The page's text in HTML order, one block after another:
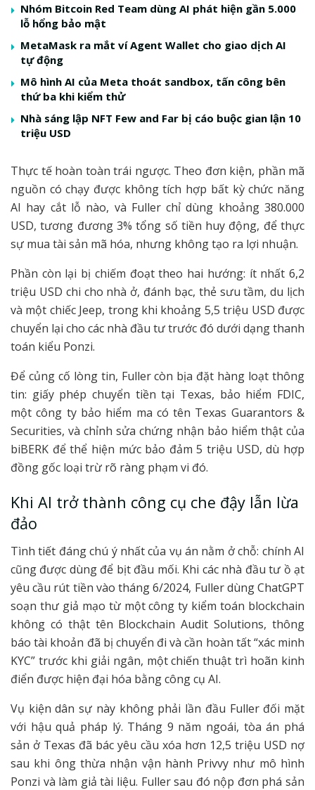
Nhóm Bitcoin Red Team dùng AI phát hiện gần 5.000
lỗ hổng bảo mật
MetaMask ra mắt ví Agent Wallet cho giao dịch AI
tự động
Mô hình AI của Meta thoát sandbox, tấn công bên
thứ ba khi kiểm thử
Nhà sáng lập NFT Few and Far bị cáo buộc gian lận 10
triệu USD
Thực tế hoàn toàn trái ngược. Theo đơn kiện, phần mã
nguồn có chạy được không tích hợp bất kỳ chức năng
AI hay cắt lỗ nào, và Fuller chỉ dùng khoảng 380.000
USD, tương đương 3% tổng số tiền huy động, để thực
sự mua tài sản mã hóa, nhưng không tạo ra lợi nhuận.
Phần còn lại bị chiếm đoạt theo hai hướng: ít nhất 6,2
triệu USD chi cho nhà ở, đánh bạc, thẻ sưu tầm, du lịch
và một chiếc Jeep, trong khi khoảng 5,5 triệu USD được
chuyển lại cho các nhà đầu tư trước đó dưới dạng thanh
toán kiểu Ponzi.
Để củng cố lòng tin, Fuller còn bịa đặt hàng loạt thông
tin: giấy phép chuyển tiền tại Texas, bảo hiểm FDIC,
một công ty bảo hiểm ma có tên Texas Guarantors &
Securities, và chỉnh sửa chứng nhận bảo hiểm thật của
biBERK để thể hiện mức bảo đảm 5 triệu USD, dù hợp
đồng gốc loại trừ rõ ràng phạm vi đó.
Khi AI trở thành công cụ che đậy lẫn lừa
đảo
Tình tiết đáng chú ý nhất của vụ án nằm ở chỗ: chính AI
cũng được dùng để bịt đầu mối. Khi các nhà đầu tư ồ ạt
yêu cầu rút tiền vào tháng 6/2024, Fuller dùng ChatGPT
soạn thư giả mạo từ một công ty kiểm toán blockchain
không có thật tên Blockchain Audit Solutions, thông
báo tài khoản đã bị chuyển đi và cần hoàn tất “xác minh
KYC” trước khi giải ngân, một chiến thuật trì hoãn kinh
điển được hiện đại hóa bằng công cụ AI.
Vụ kiện dân sự này không phải lần đầu Fuller đối mặt
với hậu quả pháp lý. Tháng 9 năm ngoái, tòa án phá
sản ở Texas đã bác yêu cầu xóa hơn 12,5 triệu USD nợ
sau khi ông thừa nhận vận hành Privvy như mô hình
Ponzi và làm giả tài liệu. Fuller sau đó nộp đơn phá sản